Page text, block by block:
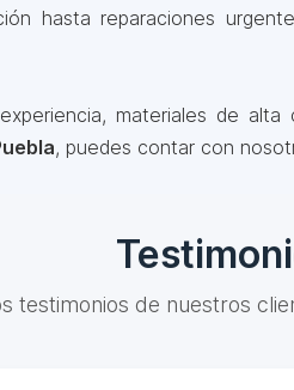
hasta reparaciones
materiales de
, puedes contar con
testimonios de nuestros